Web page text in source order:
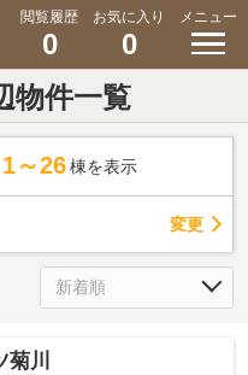
閲覧履歴
0
お気に入り
0
メニュー
物件一覧
1～26 棟を表示
変更
菊川